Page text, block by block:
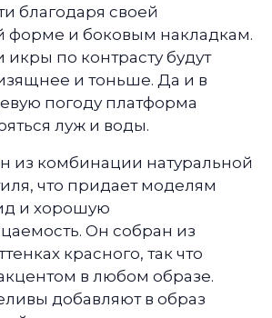
благодаря своей
форме и боковым накладкам.
по контрасту будут
и тоньше. Да и в
погоду платформа
луж и воды.
из комбинации натуральной
что придает моделям
и хорошую
Он собран из
красного, так что
в любом образе.
добавляют в образ